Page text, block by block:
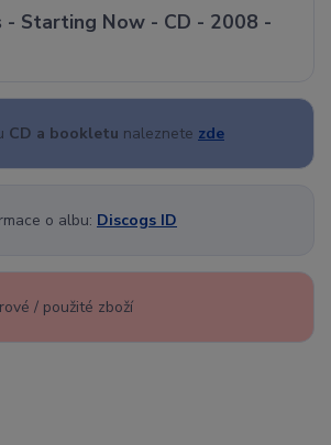
- Starting Now - CD - 2008 -
CD a bookletu naleznete zde
o albu: Discogs ID
/ použité zboží